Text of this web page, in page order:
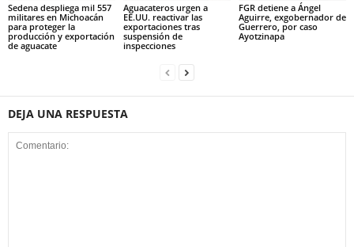
Sedena despliega mil 557
militares en Michoacán
para proteger la
producción y exportación
de aguacate
Aguacateros urgen a
EE.UU. reactivar las
exportaciones tras
suspensión de
inspecciones
FGR detiene a Ángel
Aguirre, exgobernador de
Guerrero, por caso
Ayotzinapa
DEJA UNA RESPUESTA